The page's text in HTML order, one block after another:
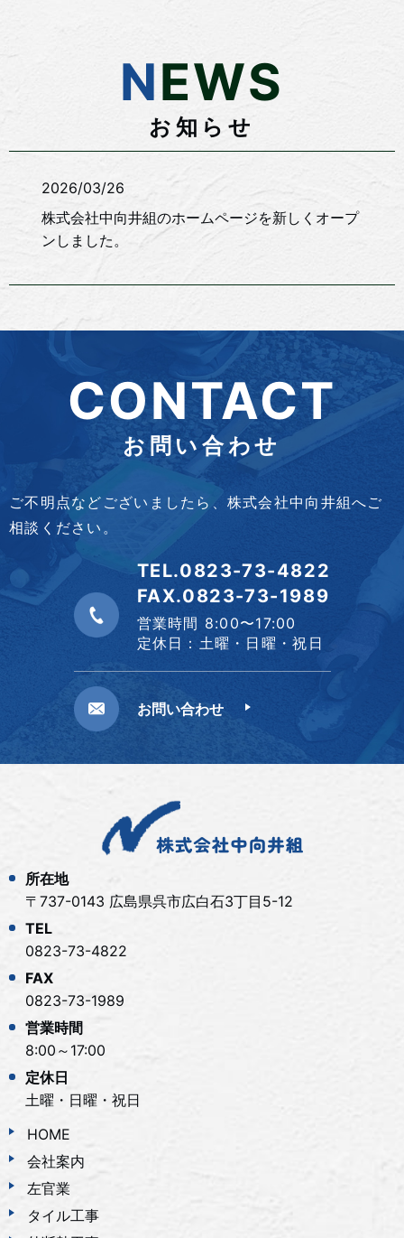
NEWS
お知らせ
2026/03/26
株式会社中向井組のホームページを新しくオープ
ンしました。
CONTACT
お問い合わせ
ご不明点などございましたら、株式会社中向井組へご
相談ください。
TEL.0823-73-4822
FAX.0823-73-1989
営業時間 8:00〜17:00
定休日：土曜・日曜・祝日
お問い合わせ
所在地
〒737-0143 広島県呉市広白石3丁目5-12
TEL
0823-73-4822
FAX
0823-73-1989
営業時間
8:00～17:00
定休日
土曜・日曜・祝日
HOME
会社案内
左官業
タイル工事